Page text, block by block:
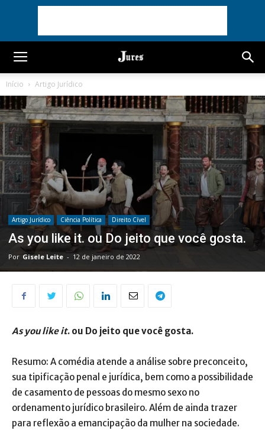
Início Artigo Jurídico
Artigo Jurídico Ciência Política Direito Cível
As you like it. ou Do jeito que você gosta.
Por Gisele Leite - 12 de janeiro de 2022
As you like it. ou Do jeito que você gosta.
Resumo: A comédia atende a análise sobre preconceito,
sua tipificação penal e jurídica, bem como a possibilidade
de casamento de pessoas do mesmo sexo no
ordenamento jurídico brasileiro. Além de ainda trazer
para reflexão a emancipação da mulher na sociedade.